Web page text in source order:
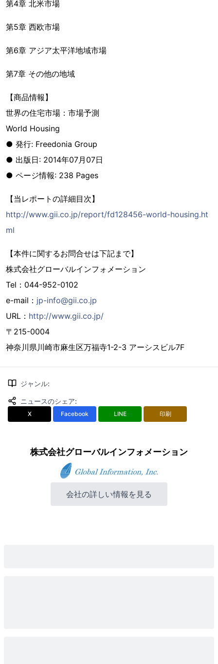
第4章 北米市場
第5章 西欧市場
第6章 アジア太平洋地域市場
第7章 その他の地域
【商品情報】
世界の住宅市場：市場予測
World Housing
● 発行: Freedonia Group
● 出版日: 2014年07月07日
● ページ情報: 238 Pages
【当レポートの詳細目次】
http://www.gii.co.jp/report/fd128456-world-housing.ht
ml
【本件に関するお問合せは下記まで】
株式会社グローバルインフォメーション
Tel：044-952-0102
e-mail： jp-info@gii.co.jp
URL： http://www.gii.co.jp/
〒215-0004
神奈川県川崎市麻生区万福寺1-2-3 アーシスビル7F
ジャンル:
ニュースのシェア:
X Facebook LINE 印刷
株式会社グローバルインフォメーション
会社の詳しい情報を見る